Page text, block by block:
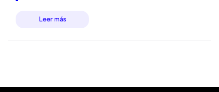
Leer más